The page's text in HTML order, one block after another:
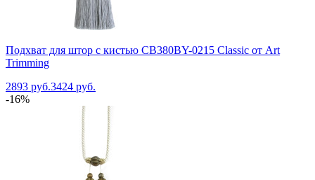
Подхват для штор с кистью CB380BY-0215 Classic от Art
Trimming
2893 руб.3424 руб.
-16%